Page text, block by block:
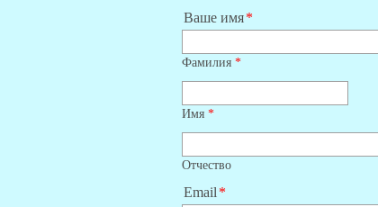
Ваше имя
Фамилия *
Имя *
Отчество
Email